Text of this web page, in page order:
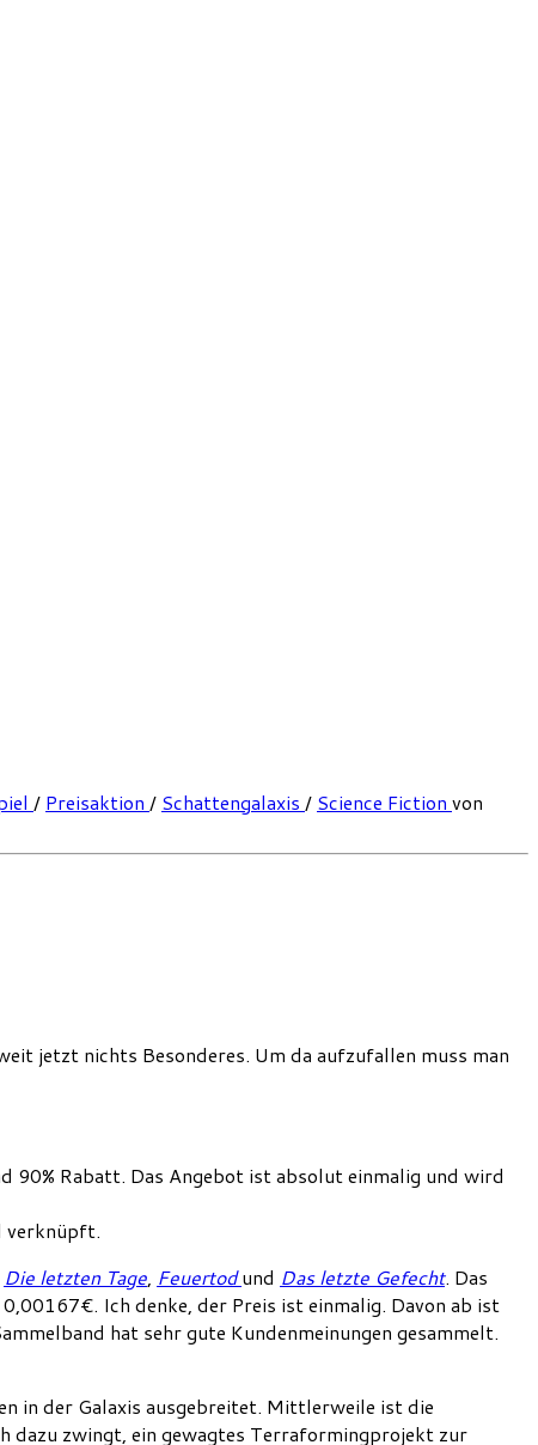
/ Preisaktion / Schattengalaxis / Science Fiction von
jetzt nichts Besonderes. Um da aufzufallen muss man
Rabatt. Das Angebot ist absolut einmalig und wird
verknüpft.
Die letzten Tage, Feuertod und Das letzte Gefecht. Das
Ich denke, der Preis ist einmalig. Davon ab ist
hat sehr gute Kundenmeinungen gesammelt.
in der Galaxis ausgebreitet. Mittlerweile ist die
dazu zwingt, ein gewagtes Terraformingprojekt zur